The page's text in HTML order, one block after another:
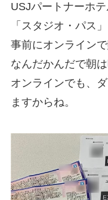
USJパートナーホ
「スタジオ・パス
事前にオンライン
なんだかんだで朝は
オンラインでも、
ますからね。